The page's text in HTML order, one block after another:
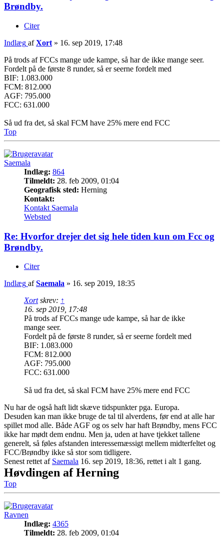
Brøndby.
Citer
Indlæg afXort » 16. sep 2019, 17:48
På trods af FCCs mange ude kampe, så har de ikke mange seer.
Fordelt på de første 8 runder, så er seerne fordelt med
BIF: 1.083.000
FCM: 812.000
AGF: 795.000
FCC: 631.000
Så ud fra det, så skal FCM have 25% mere end FCC
Top
Saemala
Indlæg: 864
Tilmeldt: 28. feb 2009, 01:04
Geografisk sted: Herning
Kontakt:
Kontakt Saemala
Websted
Re: Hvorfor drejer det sig hele tiden kun om Fcc og
Brøndby.
Citer
Indlæg afSaemala » 16. sep 2019, 18:35
Xortskrev: ↑
16. sep 2019, 17:48
På trods af FCCs mange ude kampe, så har de ikke
mange seer.
Fordelt på de første 8 runder, så er seerne fordelt med
BIF: 1.083.000
FCM: 812.000
AGF: 795.000
FCC: 631.000
Så ud fra det, så skal FCM have 25% mere end FCC
Nu har de også haft lidt skæve tidspunkter pga. Europa.
Desuden kan man ikke bruge de tal til alverdens, før end at alle har
spillet mod alle. Både AGF og os selv har haft Brøndby, mens FCC
ikke har mødt dem endnu. Men ja, uden at have tjekket tallene
generelt, så føles afstanden interessemæssigt mellem midterfeltet og
FCC/Brøndby ikke så stor som tidligere.
Senest rettet af Saemala 16. sep 2019, 18:36, rettet i alt 1 gang.
Høvdingen af Herning
Top
Ravnen
Indlæg: 4365
Tilmeldt: 28. feb 2009, 01:04